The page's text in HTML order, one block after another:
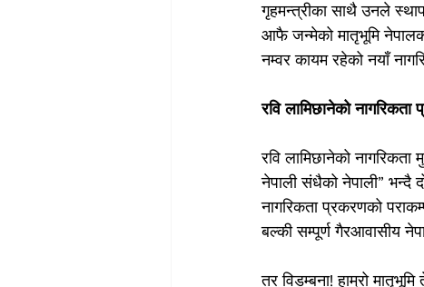
गृहमन्त्रीका साथै उनले
आफै जन्मेको मातृभूमि
नम्वर कायम रहेको नयाँ
रवि लामिछानेको
रवि लामिछानेको
नेपाली संधैको नेपाली” भन्दै
नागरिकता प्रकरणको
बल्की सम्पूर्ण गैरआवासीय
तर विडम्बना! हाम्रो